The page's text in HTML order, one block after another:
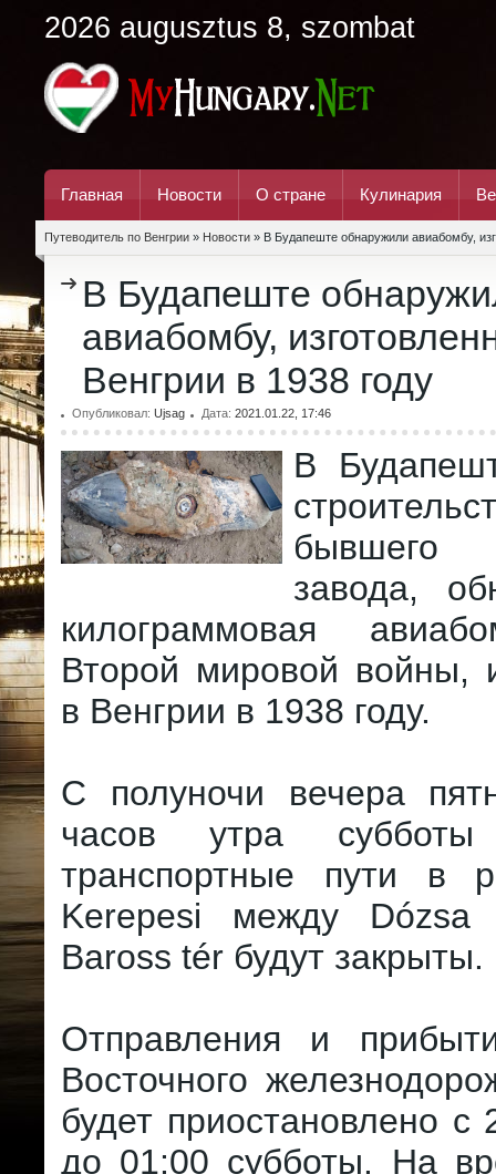
2026 augusztus 8, szombat
Главная Новости О стране Кулинария
Путеводитель по Венгрии » Новости » В Будапеште обнаружили авиабомбу,
В Будапеште
авиабомбу,
Венгрии в 1938 году
Опубликовал: Ujsag Дата: 2021.01.22, 17:46
В
бывшего
завода,
килограммовая
Второй мировой войны,
в Венгрии в 1938 году.
С полуночи вечера
часов утра
транспортные пути в
Kerepesi между
Baross tér будут закрыты.
Отправления и
Восточного
будет приостановлено с
до 01:00 субботы. На